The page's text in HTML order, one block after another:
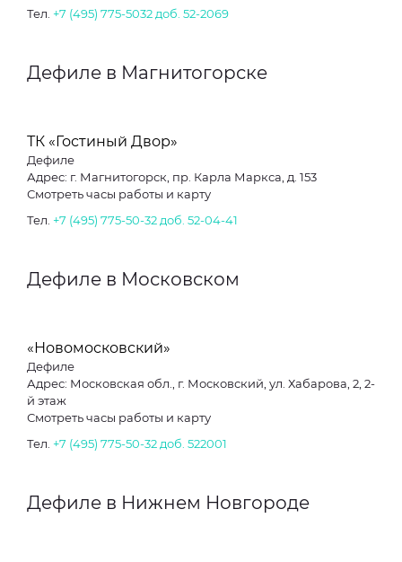
Тел. +7 (495) 775-5032 доб. 52-2069
Дефиле в Магнитогорске
ТК «Гостиный Двор»
Дефиле
Адрес: г. Магнитогорск, пр. Карла Маркса, д. 153
Смотреть часы работы и карту
Тел. +7 (495) 775-50-32 доб. 52-04-41
Дефиле в Московском
«Новомосковский»
Дефиле
Адрес: Московская обл., г. Московский, ул. Хабарова, 2, 2-
й этаж
Смотреть часы работы и карту
Тел. +7 (495) 775-50-32 доб. 522001
Дефиле в Нижнем Новгороде